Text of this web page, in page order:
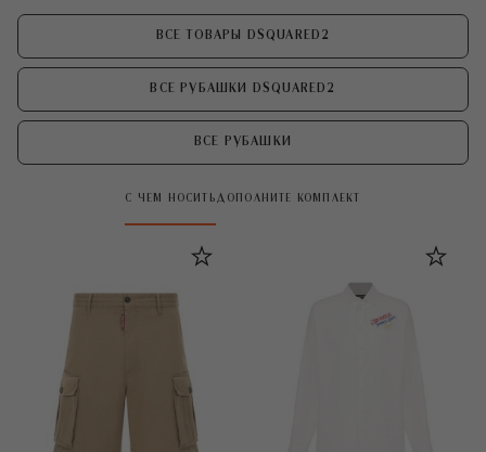
ВСЕ ТОВАРЫ DSQUARED2
ВСЕ РУБАШКИ DSQUARED2
ВСЕ РУБАШКИ
С ЧЕМ НОСИТЬ ДОПОЛНИТЕ КОМПЛЕКТ